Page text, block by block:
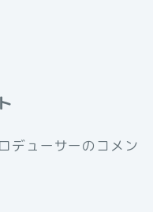
デューサーのコメン